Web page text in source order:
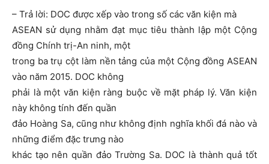
– Trả lời: DOC được xếp vào trong số các văn kiện mà
ASEAN sử dụng nhằm đạt mục tiêu thành lập một Cộng
đồng Chính trị-An ninh, một
trong ba trụ cột làm nền tảng của một Cộng đồng ASEAN
vào năm 2015. DOC không
phải là một văn kiện ràng buộc về mặt pháp lý. Văn kiện
này không tính đến quần
đảo Hoàng Sa, cũng như không định nghĩa khối đá nào và
những điểm đặc trưng nào
khác tạo nên quần đảo Trường Sa. DOC là thành quả tốt